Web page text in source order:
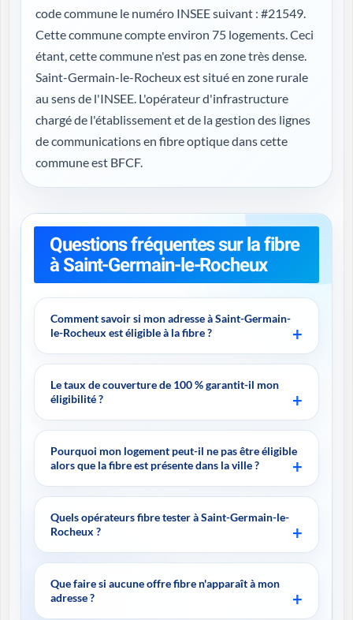
code commune le numéro INSEE suivant : #21549.
Cette commune compte environ 75 logements. Ceci
étant, cette commune n'est pas en zone très dense.
Saint-Germain-le-Rocheux est situé en zone rurale
au sens de l'INSEE. L'opérateur d'infrastructure
chargé de l'établissement et de la gestion des lignes
de communications en fibre optique dans cette
commune est BFCF.
Questions fréquentes sur la fibre
à Saint-Germain-le-Rocheux
Comment savoir si mon adresse à Saint-Germain-
le-Rocheux est éligible à la fibre ?
Le taux de couverture de 100 % garantit-il mon
éligibilité ?
Pourquoi mon logement peut-il ne pas être éligible
alors que la fibre est présente dans la ville ?
Quels opérateurs fibre tester à Saint-Germain-le-
Rocheux ?
Que faire si aucune offre fibre n'apparaît à mon
adresse ?